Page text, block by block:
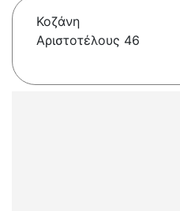
Κοζάνη
Αριστοτέλους 46